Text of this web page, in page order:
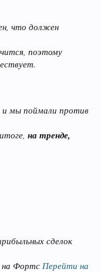
что должен
поэтому
и мы поймали против
на тренде,
сделок
на Фортс Перейти на